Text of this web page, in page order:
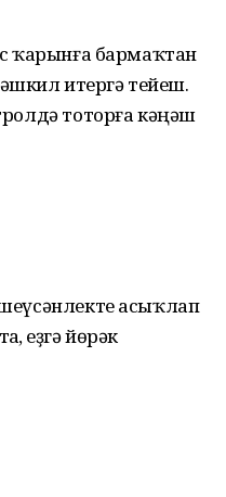
ҡарынға бармаҡтан
итергә тейеш.
тоторға кәңәш
асыҡлап
һеҙгә йөрәк